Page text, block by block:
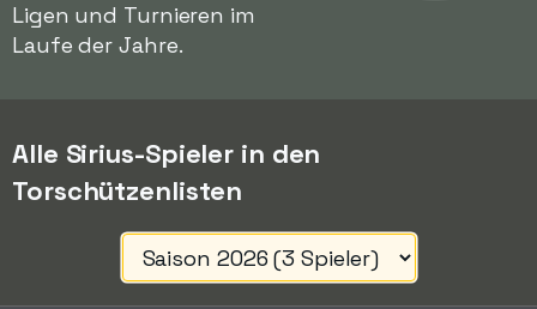
Ligen und Turnieren im
Laufe der Jahre.
Alle Sirius-Spieler in den
Torschützenlisten